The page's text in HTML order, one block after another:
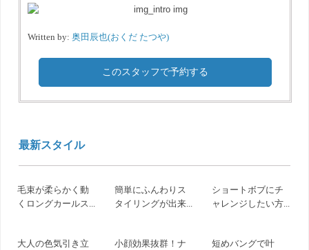
Written by:奥田辰也(おくだ たつや)
このスタッフで予約する
最新スタイル
毛束が柔らかく動
くロングカールス...
簡単にふんわりス
タイリングが出来...
ショートボブにチ
ャレンジしたい方...
大人の色気引き立
小顔効果抜群！ナ
短めバングで叶